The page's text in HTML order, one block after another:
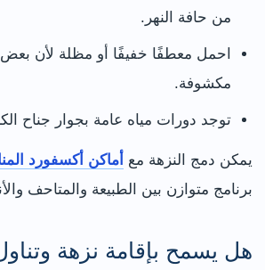
من حافة النهر.
احمل معطفًا خفيفًا أو مظلة لأن
مكشوفة.
توجد دورات مياه عامة بجوار جناح
يمكن دمج النزهة مع أماكن أكسفورد
برنامج متوازن بين الطبيعة والمتاحف
هل يسمح بإقامة نزهة